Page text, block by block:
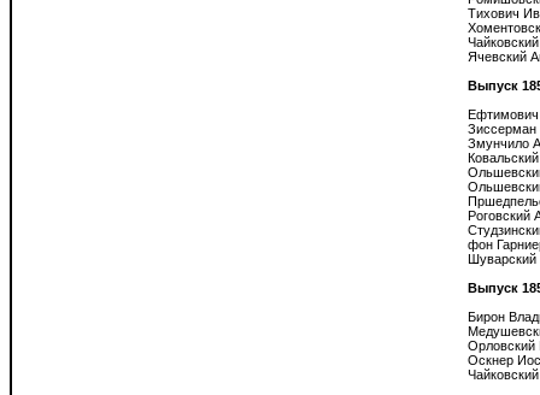
Тихович
Ячевский
Выпуск
Зиссерман
Змунчило
Роговский
фон
Шуварский
Выпуск
Бирон
Орловский
Оскнер